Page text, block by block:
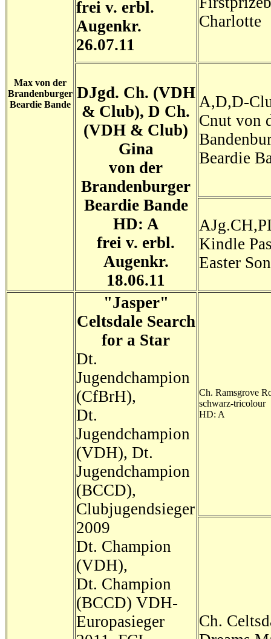
Max von der
Brandenburger
Beardie Bande
frei v. erbl.
Augenkr.
26.07.11
Charlotte
DJgd. Ch. (VDH
& Club), D Ch.
(VDH & Club)
Gina
von der
Brandenburger
Beardie Bande
HD: A
frei v. erbl.
Augenkr.
18.06.11
A,D,D-
Cnut von
Beardie
Kindle
Easter
"Jasper"
Celtsdale Search
for a Star
Dt.
Jugendchampion
(CfBrH),
Dt.
Jugendchampion
(VDH), Dt.
Jugendchampion
(BCCD),
Clubjugendsieger
2009
Dt. Champion
(VDH),
Dt. Champion
(BCCD) VDH-
Europasieger
Ch. Ramsgrove
schwarz-tricolour
HD: A
Ch.